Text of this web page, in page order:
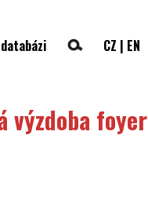
databázi CZ | EN
výzdoba foyer